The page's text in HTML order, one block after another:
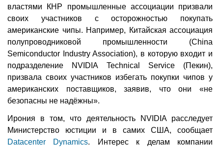
властями КНР промышленные ассоциации призвали
своих участников с осторожностью покупать
американские чипы. Например, Китайская ассоциация
полупроводниковой промышленности (China
Semiconductor Industry Association), в которую входит и
подразделение NVIDIA Technical Service (Пекин),
призвала своих участников избегать покупки чипов у
американских поставщиков, заявив, что они «не
безопасны не надёжны».
Ирония в том, что деятельность NVIDIA расследует
Министерство юстиции и в самих США, сообщает
Datacenter Dynamics. Интерес к делам компании